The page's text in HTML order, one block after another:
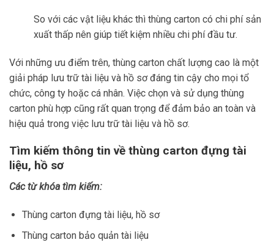
So với các vật liệu khác thì thùng carton có chi phí sản
xuất thấp nên giúp tiết kiệm nhiều chi phí đầu tư.
Với những ưu điểm trên, thùng carton chất lượng cao là một
giải pháp lưu trữ tài liệu và hồ sơ đáng tin cậy cho mọi tổ
chức, công ty hoặc cá nhân. Việc chọn và sử dụng thùng
carton phù hợp cũng rất quan trọng để đảm bảo an toàn và
hiệu quả trong việc lưu trữ tài liệu và hồ sơ.
Tìm kiếm thông tin về thùng carton đựng tài
liệu, hồ sơ
Các từ khóa tìm kiếm:
Thùng carton đựng tài liệu, hồ sơ
Thùng carton bảo quản tài liệu